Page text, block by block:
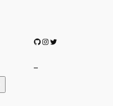
GitHub Instagram Twitter
–